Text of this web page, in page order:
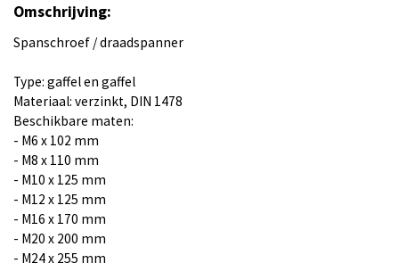
Omschrijving:
Spanschroef / draadspanner
Type: gaffel en gaffel
Materiaal: verzinkt, DIN 1478
Beschikbare maten:
- M6 x 102 mm
- M8 x 110 mm
- M10 x 125 mm
- M12 x 125 mm
- M16 x 170 mm
- M20 x 200 mm
- M24 x 255 mm